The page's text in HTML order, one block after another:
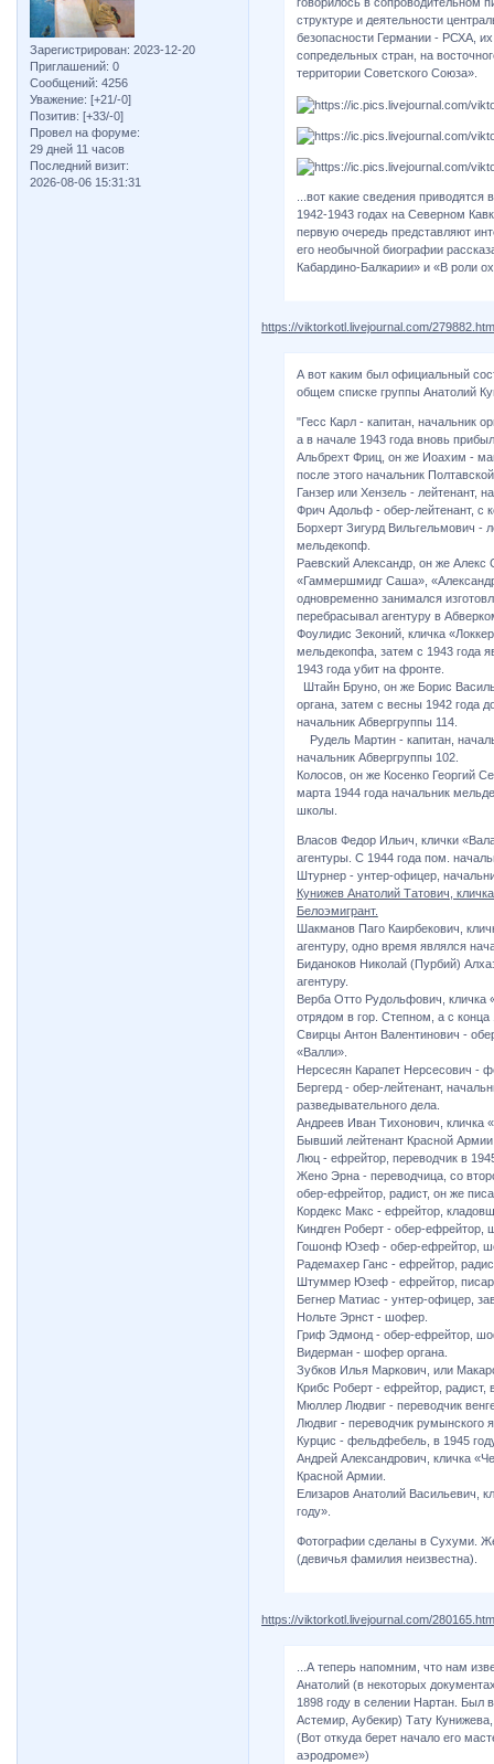
Зарегистрирован: 2023-12-20
Приглашений: 0
Сообщений: 4256
Уважение: [+21/-0]
Позитив: [+33/-0]
Провел на форуме:
29 дней 11 часов
Последний визит:
2026-08-06 15:31:31
говорилось в сопроводительном
структуре и деятельности
безопасности Германии - РСХА,
сопредельных стран, на
территории Советского Союза».
...вот какие сведения
1942-1943 годах на Северном
первую очередь представляют
его необычной биографии
Кабардино-Балкарии» и «В роли
https://viktorkotl.livejournal.com/
А вот каким был официальный
общем списке группы Анатолий
"Гесс Карл - капитан, начальник
а в начале 1943 года вновь
Альбрехт Фриц, он же Иоахим -
после этого начальник
Ганзер или Хензель - лейтенант,
Фрич Адольф - обер-лейтенант, с
Борхерт Зигурд Вильгельмович -
мельдекопф.
Раевский Александр, он же Алекс
«Гаммершмидг Саша»,
одновременно занимался
перебрасывал агентуру в
Фоулидис Зеконий, кличка
мельдекопфа, затем с 1943 года
1943 года убит на фронте.
Штайн Бруно, он же Борис
органа, затем с весны 1942 года
начальник Абвергруппы 114.
Рудель Мартин - капитан,
начальник Абвергруппы 102.
Колосов, он же Косенко Георгий
марта 1944 года начальник
школы.
Власов Федор Ильич, клички
агентуры. С 1944 года пом.
Штурнер - унтер-офицер,
Кунижев Анатолий Татович,
Белоэмигрант.
Шакманов Паго Каирбекович,
агентуру, одно время являлся
Биданоков Николай (Пурбий)
агентуру.
Верба Отто Рудольфович,
отрядом в гор. Степном, а с
Свирцы Антон Валентинович -
«Валли».
Нерсесян Карапет Нерсесович -
Бергерд - обер-лейтенант,
разведывательного дела.
Андреев Иван Тихонович, кличка
Бывший лейтенант Красной
Люц - ефрейтор, переводчик в
Жено Эрна - переводчица, со
обер-ефрейтор, радист, он же
Кордекс Макс - ефрейтор,
Киндген Роберт - обер-ефрейтор,
Гошонф Юзеф - обер-ефрейтор,
Радемахер Ганс - ефрейтор,
Штуммер Юзеф - ефрейтор,
Бегнер Матиас - унтер-офицер,
Нольте Эрнст - шофер.
Гриф Эдмонд - обер-ефрейтор,
Видерман - шофер органа.
Зубков Илья Маркович, или
Крибс Роберт - ефрейтор,
Мюллер Людвиг - переводчик
Людвиг - переводчик румынского
Курцис - фельдфебель, в 1945
Андрей Александрович, кличка
Красной Армии.
Елизаров Анатолий Васильевич,
году».
Фотографии сделаны в Сухуми.
(девичья фамилия неизвестна).
https://viktorkotl.livejournal.com/
...А теперь напомним, что нам
Анатолий (в некоторых
1898 году в селении Нартан. Был
Астемир, Аубекир) Тату
(Вот откуда берет начало его
аэродроме»)